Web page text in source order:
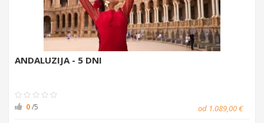
ANDALUZIJA - 5 DNI
0/5 od 1.089,00 €